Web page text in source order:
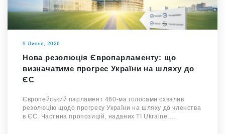
9 Липня, 2026
Нова резолюція Європарламенту: що
визначатиме прогрес України на шляху до
ЄС
Європейський парламент 460-ма голосами схвалив
резолюцію щодо прогресу України на шляху до членства
в ЄС. Частина пропозицій, наданих TI Ukraine,…